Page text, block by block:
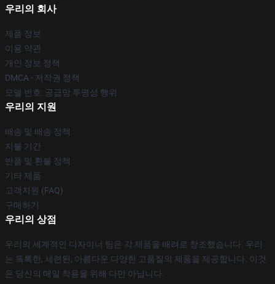
우리의 회사
제품 정보
이용 약관
개인 정보 정책
DMCA - 저작권 정책
모델 번호: 공급망 투명성 행위
우리의 지원
배송 및 배송 정책
지불 기간
반품 및 환불 정책
기타 제품
고객지원 (FAQ)
구매하기
우리의 상점
우리의 세계적인 디자이너 팀은 각 제품을 배려로 창조했습니다. 우리
는 독특한, 세련된, 아름다운 다양한 고품질의 제품을 제공합니다. 이것
은 당신의 매일 착용을 위해 다만 아닙니다.